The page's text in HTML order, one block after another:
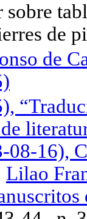
de
de
08-16),
Lilao